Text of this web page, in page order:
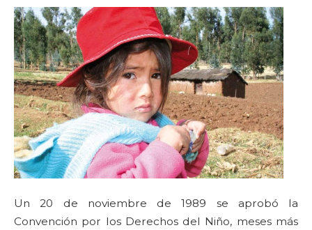
Un 20 de noviembre de 1989 se aprobó la
Convención por los Derechos del Niño, meses más